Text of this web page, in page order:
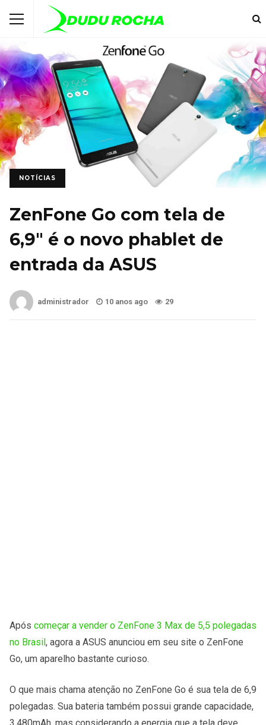
NOTÍCIAS
ZenFone Go com tela de
6,9″ é o novo phablet de
entrada da ASUS
administrador 10 anos ago 29
Após começar a vender o ZenFone 3 Max de 5,5 polegadas
no Brasil, agora a ASUS anunciou em seu site o ZenFone
Go, um aparelho bastante curioso.
O que mais chama atenção no ZenFone Go é sua tela de 6,9
polegadas. Sua bateria também possui grande capacidade,
3.480mAh, mas considerando a energia que a tela deve